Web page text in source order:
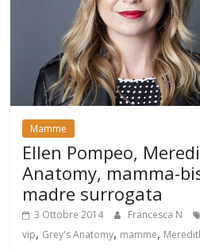
Mamme
Ellen Pompeo,
Anatomy, mamma-
madre surrogata
3 Ottobre 2014 Francesca N
vip, Grey's Anatomy, mamme,